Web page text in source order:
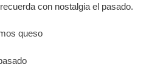
con nostalgia el pasado.
queso